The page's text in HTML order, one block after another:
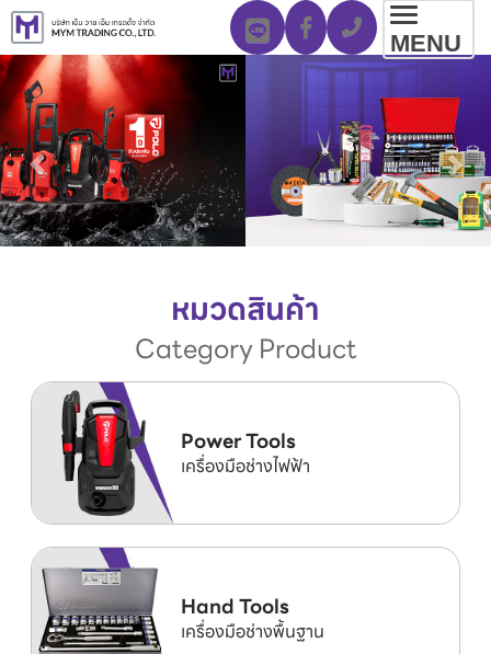
MENU
หมวดสินค้า
Category Product
Power Tools
เครื่องมือช่างไฟฟ้า
Hand Tools
เครื่องมือช่างพื้นฐาน